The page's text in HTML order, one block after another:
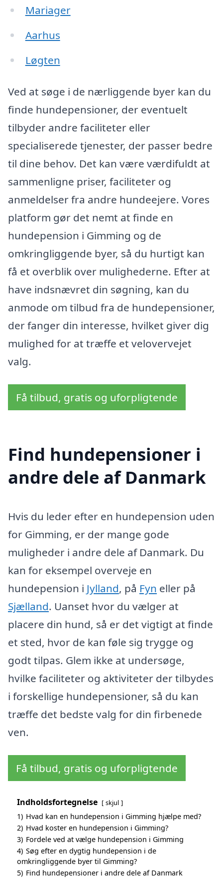
Mariager
Aarhus
Løgten
Ved at søge i de nærliggende byer kan du
finde hundepensioner, der eventuelt
tilbyder andre faciliteter eller
specialiserede tjenester, der passer bedre
til dine behov. Det kan være værdifuldt at
sammenligne priser, faciliteter og
anmeldelser fra andre hundeejere. Vores
platform gør det nemt at finde en
hundepension i Gimming og de
omkringliggende byer, så du hurtigt kan
få et overblik over mulighederne. Efter at
have indsnævret din søgning, kan du
anmode om tilbud fra de hundepensioner,
der fanger din interesse, hvilket giver dig
mulighed for at træffe et velovervejet
valg.
Få tilbud, gratis og uforpligtende
Find hundepensioner i
andre dele af Danmark
Hvis du leder efter en hundepension uden
for Gimming, er der mange gode
muligheder i andre dele af Danmark. Du
kan for eksempel overveje en
hundepension i Jylland, på Fyn eller på
Sjælland. Uanset hvor du vælger at
placere din hund, så er det vigtigt at finde
et sted, hvor de kan føle sig trygge og
godt tilpas. Glem ikke at undersøge,
hvilke faciliteter og aktiviteter der tilbydes
i forskellige hundepensioner, så du kan
træffe det bedste valg for din firbenede
ven.
Få tilbud, gratis og uforpligtende
Indholdsfortegnelse skjul
1) Hvad kan en hundepension i Gimming hjælpe med?
2) Hvad koster en hundepension i Gimming?
3) Fordele ved at vælge hundepension i Gimming
4) Søg efter en dygtig hundepension i de
omkringliggende byer til Gimming?
5) Find hundepensioner i andre dele af Danmark